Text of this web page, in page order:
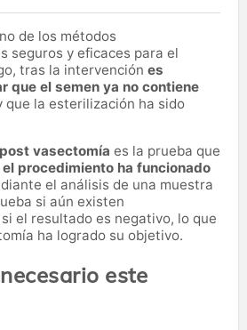
de los métodos
seguros y eficaces para el
tras la intervención es
que el semen ya no contiene
que la esterilización ha sido
vasectomía es la prueba que
procedimiento ha funcionado
el análisis de una muestra
si aún existen
el resultado es negativo, lo que
ha logrado su objetivo.
este